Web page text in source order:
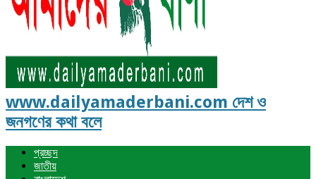
www.dailyamaderbani.com দেশ ও
জনগণের কথা বলে
প্রচ্ছদ
জাতীয়